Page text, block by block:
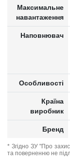
Максимальне
навантаження
Наповнювач
Особливості
Країна
виробник
Бренд
* Згідно ЗУ "Про
та поверненню не